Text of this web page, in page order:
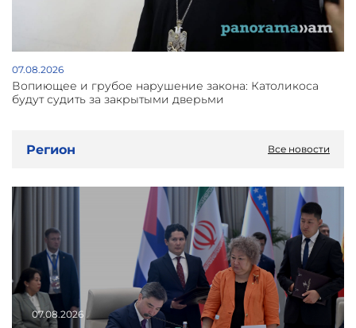
07.08.2026
Вопиющее и грубое нарушение закона: Католикоса
будут судить за закрытыми дверьми
Регион Все новости
07.08.2026